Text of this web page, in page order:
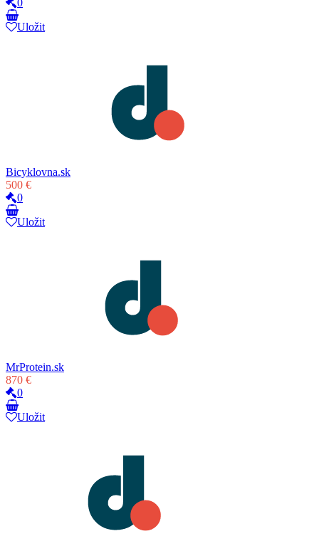
Uložit
Bicyklovna.sk
500 €
0
Uložit
MrProtein.sk
870 €
0
Uložit